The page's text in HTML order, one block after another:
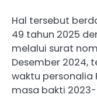
Hal tersebut
49 tahun 2025
melalui surat
Desember 2024,
waktu personalia
masa bakti